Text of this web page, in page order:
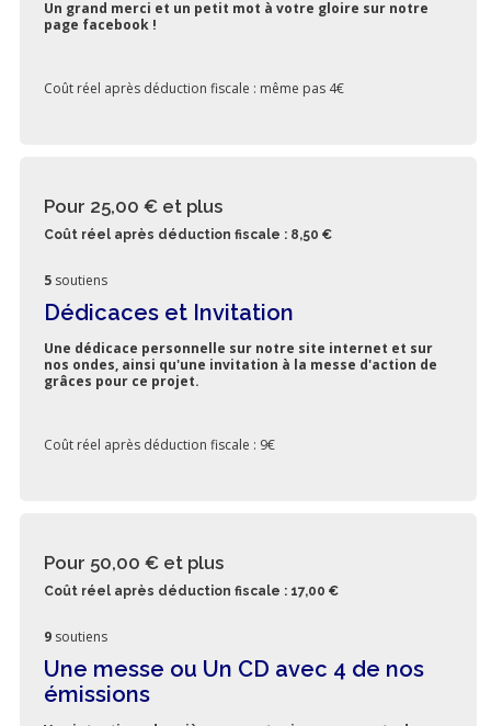
Un grand merci et un petit mot à votre gloire sur notre
page facebook !
Coût réel après déduction fiscale : même pas 4€
Pour 25,00 € et plus
Coût réel après déduction fiscale : 8,50 €
5 soutiens
Dédicaces et Invitation
Une dédicace personnelle sur notre site internet et sur
nos ondes, ainsi qu'une invitation à la messe d'action de
grâces pour ce projet.
Coût réel après déduction fiscale : 9€
Pour 50,00 € et plus
Coût réel après déduction fiscale : 17,00 €
9 soutiens
Une messe ou Un CD avec 4 de nos
émissions